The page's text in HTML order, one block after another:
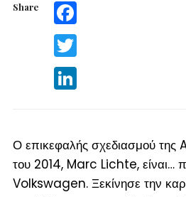
Share Facebook
Twitter
LinkedIn
Ο επικεφαλής σχεδιασμού της
του 2014, Marc Lichte, είναι…
Volkswagen. Ξεκίνησε την